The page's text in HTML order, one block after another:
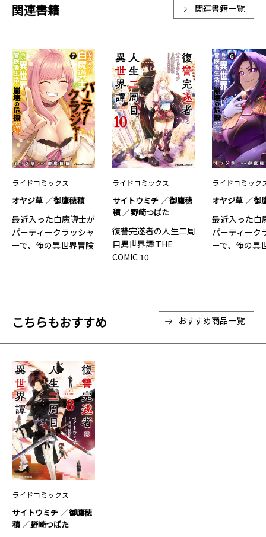
関連書籍 関連書籍一覧
ライドコミックス
オヤジ草 御鷹穂積
最近入った白魔導士が
パーティークラッシャ
ーで、俺の異世界冒険
ライドコミックス
サイトウミチ
御鷹穂
積
野崎つばた
復讐完遂者の人生二周
目異世界譚 THE
COMIC 10
ライドコミック
オヤジ草 御
最近入った白
パーティーク
ーで、俺の異
こちらもおすすめ おすすめ商品一覧
ライドコミックス
サイトウミチ
御鷹穂
積
野崎つばた